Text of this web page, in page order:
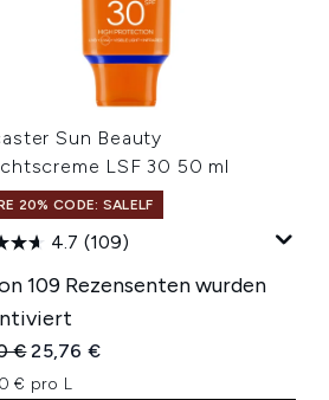
Sun Beauty
LSF 30 50 ml
20% CODE: SALELF
4.7 (109)
109 Rezensenten wurden
Preisempfehlung:
€Aktueller Preis:
25,76 €
€ pro L